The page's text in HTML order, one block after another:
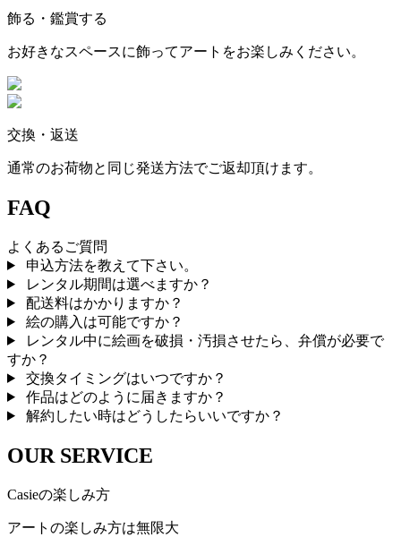
飾る・鑑賞する
お好きなスペースに飾ってアートをお楽しみください。
交換・返送
通常のお荷物と同じ発送方法でご返却頂けます。
FAQ
よくあるご質問
申込方法を教えて下さい。
レンタル期間は選べますか？
配送料はかかりますか？
絵の購入は可能ですか？
レンタル中に絵画を破損・汚損させたら、弁償が必要で
すか？
交換タイミングはいつですか？
作品はどのように届きますか？
解約したい時はどうしたらいいですか？
OUR SERVICE
Casieの楽しみ方
アートの楽しみ方は無限大